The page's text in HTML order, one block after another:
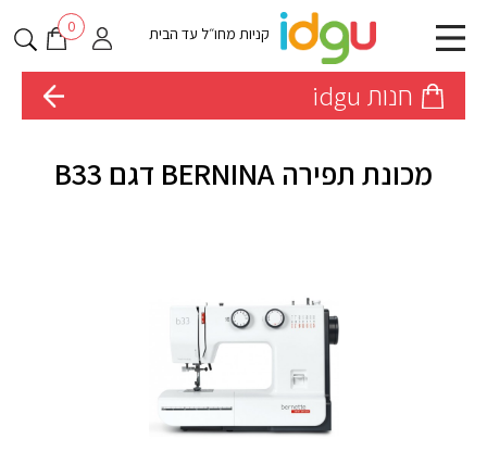
קניות מחו״ל עד הבית 0
חנות idgu
מכונת תפירה BERNINA דגם B33